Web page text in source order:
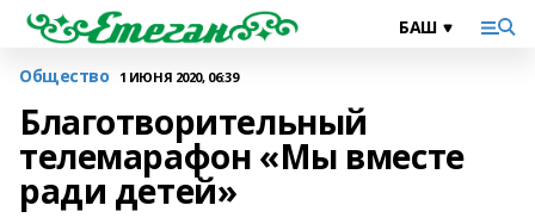
Общество 1 ИЮНЯ 2020, 06:39
Благотворительный
телемарафон «Мы вместе
ради детей»